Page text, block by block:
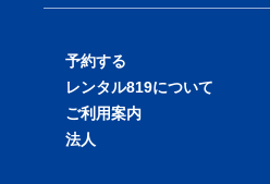
予約する
バイクを探す
店舗を探す
レンタル819について
料金表
ご利用案内
法人